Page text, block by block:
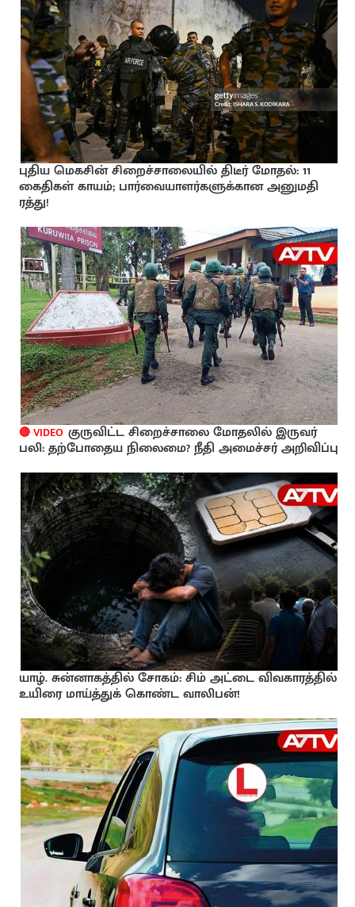
புதிய மெகசின் சிறைச்சாலையில் திடீர் மோதல்: 11
கைதிகள் காயம்; பார்வையாளர்களுக்கான அனுமதி
ரத்து!
🔴 VIDEOகுருவிட்ட சிறைச்சாலை மோதலில் இருவர்
பலி: தற்போதைய நிலைமை? நீதி அமைச்சர் அறிவிப்பு
யாழ். சுன்னாகத்தில் சோகம்: சிம் அட்டை விவகாரத்தில்
உயிரை மாய்த்துக் கொண்ட வாலிபன்!